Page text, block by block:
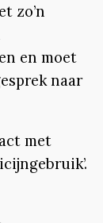
zo’n
en moet
naar
met